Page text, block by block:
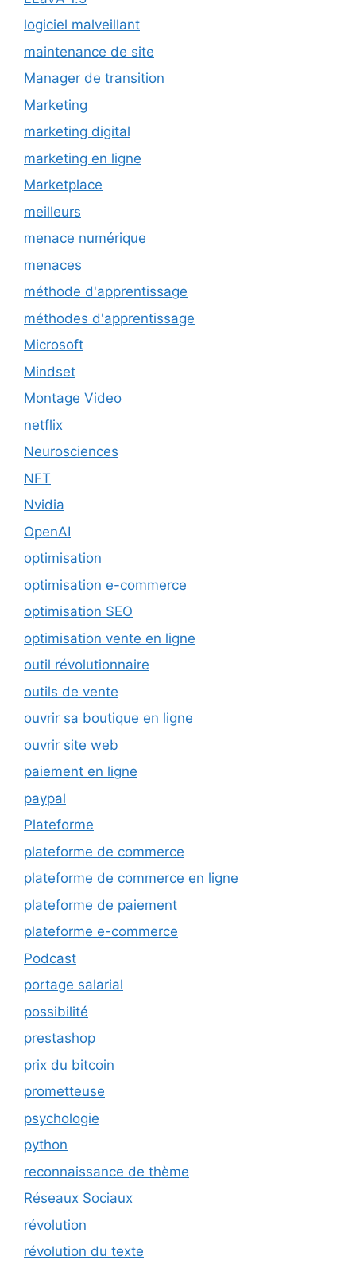
logiciel malveillant
maintenance de site
Manager de transition
Marketing
marketing digital
marketing en ligne
Marketplace
meilleurs
menace numérique
menaces
méthode d'apprentissage
méthodes d'apprentissage
Microsoft
Mindset
Montage Video
netflix
Neurosciences
NFT
Nvidia
OpenAI
optimisation
optimisation e-commerce
optimisation SEO
optimisation vente en ligne
outil révolutionnaire
outils de vente
ouvrir sa boutique en ligne
ouvrir site web
paiement en ligne
paypal
Plateforme
plateforme de commerce
plateforme de commerce en ligne
plateforme de paiement
plateforme e-commerce
Podcast
portage salarial
possibilité
prestashop
prix du bitcoin
prometteuse
psychologie
python
reconnaissance de thème
Réseaux Sociaux
révolution
révolution du texte